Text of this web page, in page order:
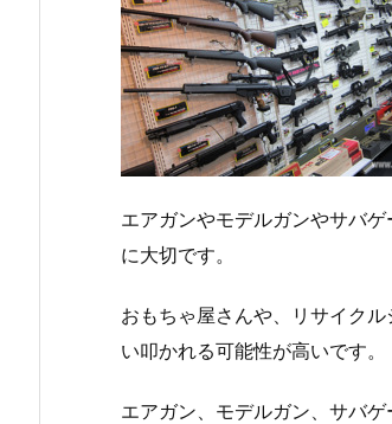
エアガンやモデルガンやサバゲ
に大切です。
おもちゃ屋さんや、リサイク
い叩かれる可能性が高いです。
エアガン、モデルガン、サバ